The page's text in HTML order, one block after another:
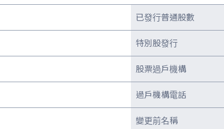
已發行普通股數
特別股發行
股票過戶機構
過戶機構電話
變更前名稱